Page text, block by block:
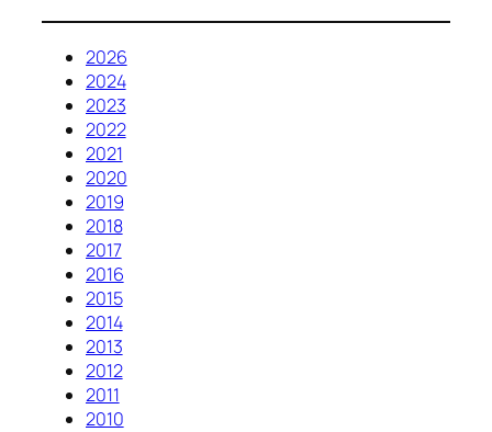
2026
2024
2023
2022
2021
2020
2019
2018
2017
2016
2015
2014
2013
2012
2011
2010